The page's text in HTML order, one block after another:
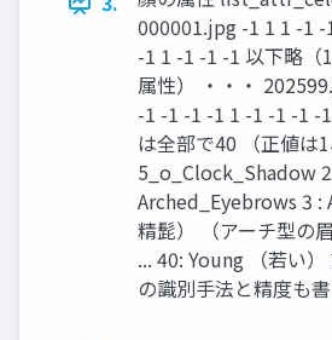
000001.jpg -1 1 1 -1
-1 1 -1 -1 -1 以下略（
属性） ・・・
-1 -1 -1 -1 1 -1 -1 -1 -
は全部で40 （正値は
5_o_Clock_Shadow
Arched_Eyebrows 3
精髭） （アーチ型の
... 40: Young （若い
の識別手法と精度も